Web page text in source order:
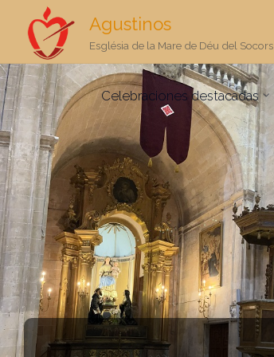
Agustinos
Església de la Mare de Déu del Socors
Saltar
al
contenido
Celebraciones destacadas